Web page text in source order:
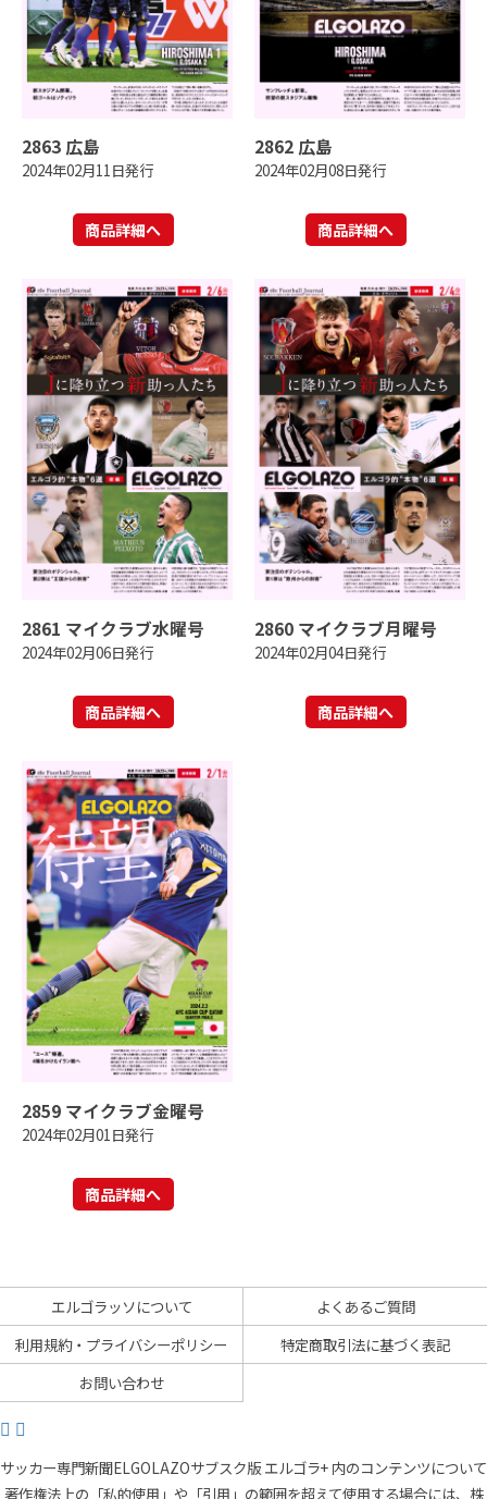
2863 広島
2024年02月11日発行
商品詳細へ
2862 広島
2024年02月08日発行
商品詳細へ
2861 マイクラブ水曜号
2024年02月06日発行
商品詳細へ
2860 マイクラブ月曜号
2024年02月04日発行
商品詳細へ
2859 マイクラブ金曜号
2024年02月01日発行
商品詳細へ
エルゴラッソについて
よくあるご質問
利用規約・プライバシーポリシー
特定商取引法に基づく表記
お問い合わせ
サッカー専門新聞ELGOLAZOサブスク版 エルゴラ+ 内のコンテンツについて
著作権法上の「私的使用」や「引用」の範囲を超えて使用する場合には、株